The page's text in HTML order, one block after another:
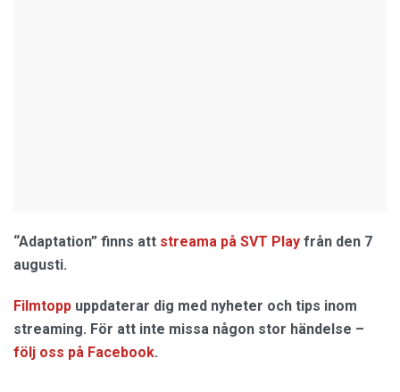
“Adaptation” finns att streama på SVT Play från den 7
augusti.
Filmtopp uppdaterar dig med nyheter och tips inom
streaming. För att inte missa någon stor händelse –
följ oss på Facebook.